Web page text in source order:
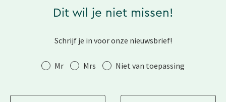
Dit wil je niet missen!
Schrijf je in voor onze nieuwsbrief!
Aanhef Mr Mrs Niet van toepassing